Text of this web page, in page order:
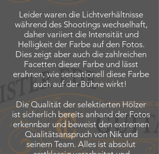
Leider waren die Lichtverhältnisse
während des Shootings wechselhaft,
daher variiert die Intensität und
Helligkeit der Farbe auf den Fotos.
Dies zeigt aber auch die zahlreichen
Facetten dieser Farbe und lässt
erahnen, wie sensationell diese Farbe
auch auf der Bühne wirkt!
Die Qualität der selektierten Hölzer
ist sicherlich bereits anhand der Fotos
erkennbar und beweist den extremen
Qualitätsanspruch von Nik und
seinem Team. Alles ist absolut